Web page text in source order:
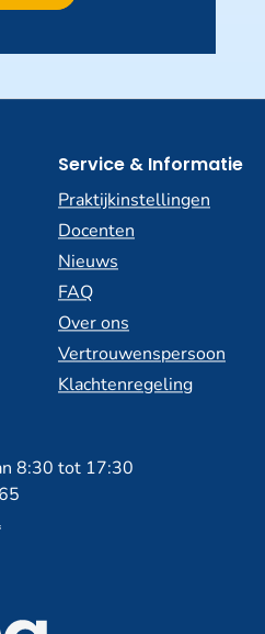
Service & Informatie
Praktijkinstellingen
Docenten
Nieuws
FAQ
Over ons
Vertrouwenspersoon
Klachtenregeling
8:30 tot 17:30